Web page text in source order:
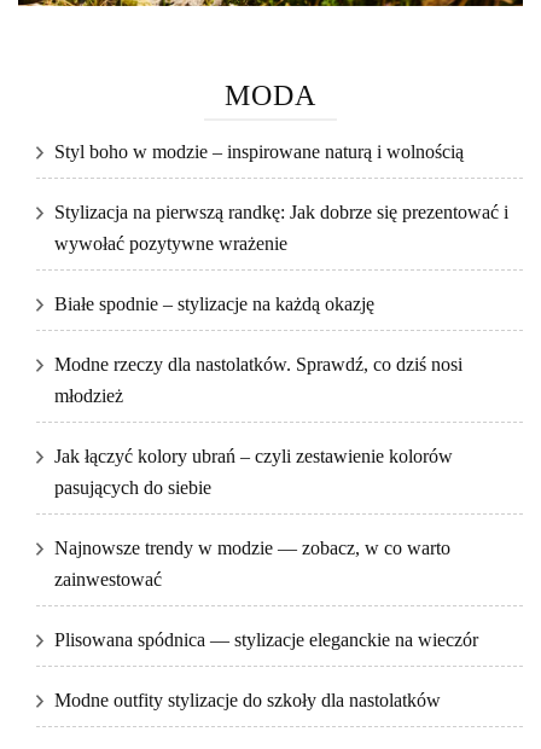
MODA
Styl boho w modzie – inspirowane naturą i wolnością
Stylizacja na pierwszą randkę: Jak dobrze się prezentować i
wywołać pozytywne wrażenie
Białe spodnie – stylizacje na każdą okazję
Modne rzeczy dla nastolatków. Sprawdź, co dziś nosi
młodzież
Jak łączyć kolory ubrań – czyli zestawienie kolorów
pasujących do siebie
Najnowsze trendy w modzie — zobacz, w co warto
zainwestować
Plisowana spódnica — stylizacje eleganckie na wieczór
Modne outfity stylizacje do szkoły dla nastolatków